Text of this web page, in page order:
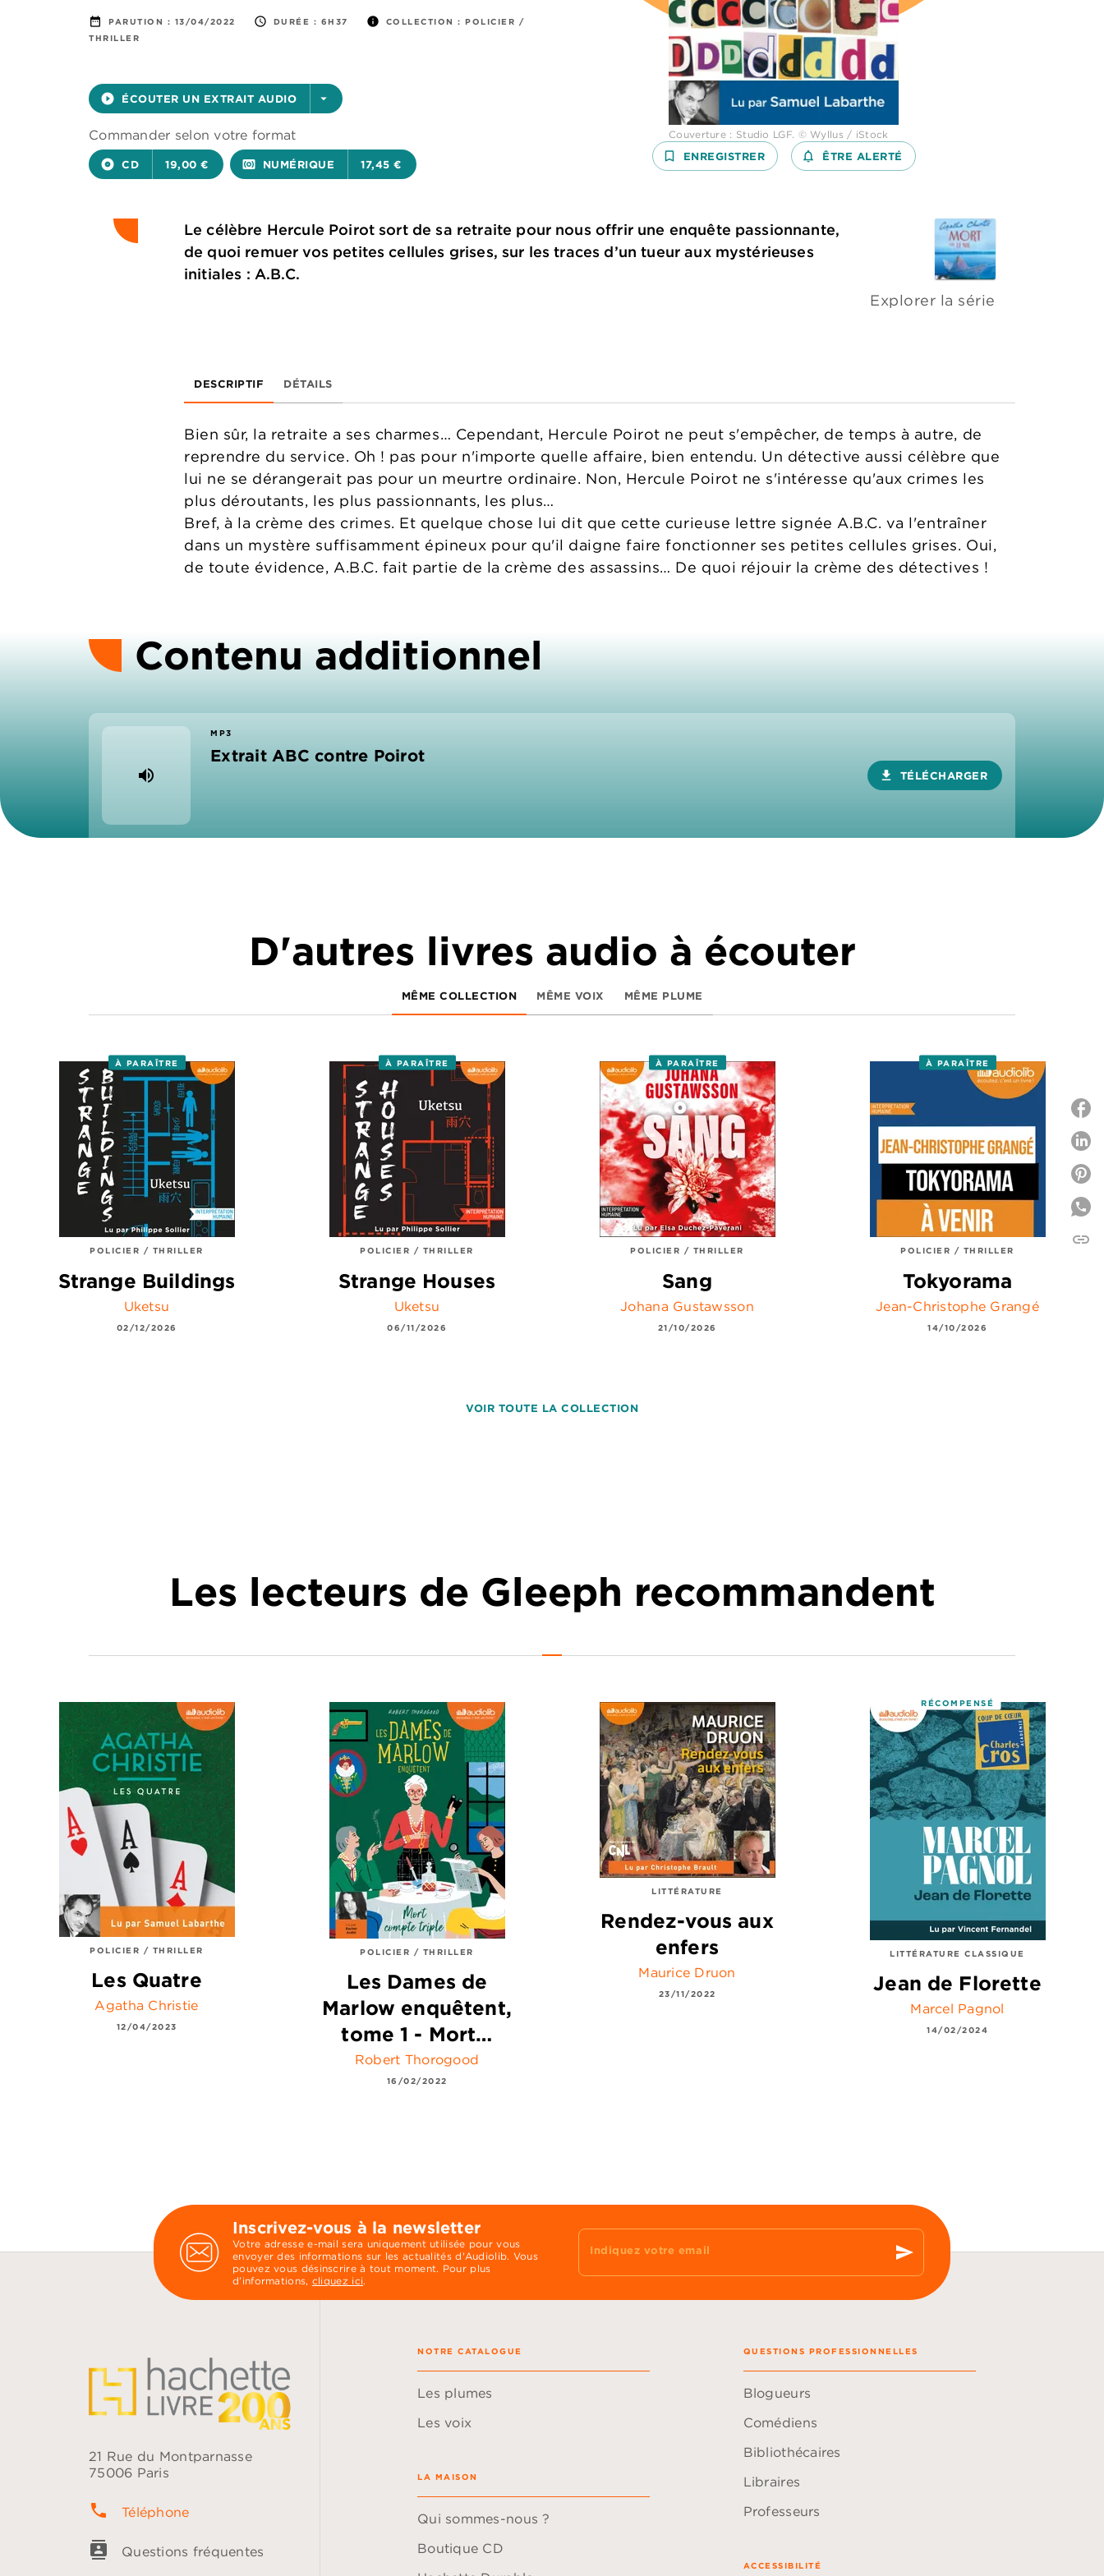
date_range PARUTION : 13/04/2022 access_time DURÉE : 6H37 info COLLECTION : POLICIER /
THRILLER
play_circle_filled ÉCOUTER UN EXTRAIT AUDIO arrow_drop_down
Commander selon votre format
album CD 19,00 € surround_sound NUMÉRIQUE 17,45 €
Couverture : Studio LGF. © Wyllus / iStock
bookmark_border ENREGISTRER notifications_none_outlined
ÊTRE ALERTÉ
Le célèbre Hercule Poirot sort de sa retraite pour nous offrir une enquête passionnante,
de quoi remuer vos petites cellules grises, sur les traces d’un tueur aux mystérieuses
initiales : A.B.C.
Explorer la série
DESCRIPTIF DÉTAILS
Bien sûr, la retraite a ses charmes… Cependant, Hercule Poirot ne peut s'empêcher, de temps à autre, de
reprendre du service. Oh ! pas pour n'importe quelle affaire, bien entendu. Un détective aussi célèbre que
lui ne se dérangerait pas pour un meurtre ordinaire. Non, Hercule Poirot ne s'intéresse qu'aux crimes les
plus déroutants, les plus passionnants, les plus…
Bref, à la crème des crimes. Et quelque chose lui dit que cette curieuse lettre signée A.B.C. va l'entraîner
dans un mystère suffisamment épineux pour qu'il daigne faire fonctionner ses petites cellules grises. Oui,
de toute évidence, A.B.C. fait partie de la crème des assassins… De quoi réjouir la crème des détectives !
Contenu additionnel
volume_up
MP3
Extrait ABC contre Poirot
download TÉLÉCHARGER
D'autres livres audio à écouter
MÊME COLLECTION MÊME VOIX MÊME PLUME
À PARAÎTRE
POLICIER / THRILLER
Strange Buildings
Uketsu
02/12/2026
À PARAÎTRE
POLICIER / THRILLER
Strange Houses
Uketsu
06/11/2026
À PARAÎTRE
POLICIER / THRILLER
Sang
Johana Gustawsson
21/10/2026
À PARAÎTRE
POLICIER / THRILLER
Tokyorama
Jean-Christophe Grangé
14/10/2026
VOIR TOUTE LA COLLECTION
Les lecteurs de Gleeph recommandent
POLICIER / THRILLER
Les Quatre
Agatha Christie
12/04/2023
POLICIER / THRILLER
Les Dames de
Marlow enquêtent,
tome 1 - Mort…
Robert Thorogood
16/02/2022
LITTÉRATURE
Rendez-vous aux
enfers
Maurice Druon
23/11/2022
RÉCOMPENSÉ
LITTÉRATURE CLASSIQUE
Jean de Florette
Marcel Pagnol
14/02/2024
link
Inscrivez-vous à la newsletter
Votre adresse e-mail sera uniquement utilisée pour vous
envoyer des informations sur les actualités d'Audiolib. Vous
pouvez vous désinscrire à tout moment. Pour plus
d’informations, cliquez ici.
Indiquez votre email send
21 Rue du Montparnasse
75006 Paris
phone Téléphone
contacts Questions fréquentes
NOTRE CATALOGUE
Les plumes
Les voix
LA MAISON
Qui sommes-nous ?
Boutique CD
QUESTIONS PROFESSIONNELLES
Blogueurs
Comédiens
Bibliothécaires
Libraires
Professeurs
ACCESSIBILITÉ